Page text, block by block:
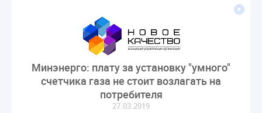
Минэнерго: плату за установку "умного"
счетчика газа не стоит возлагать на
потребителя
27.03.2019